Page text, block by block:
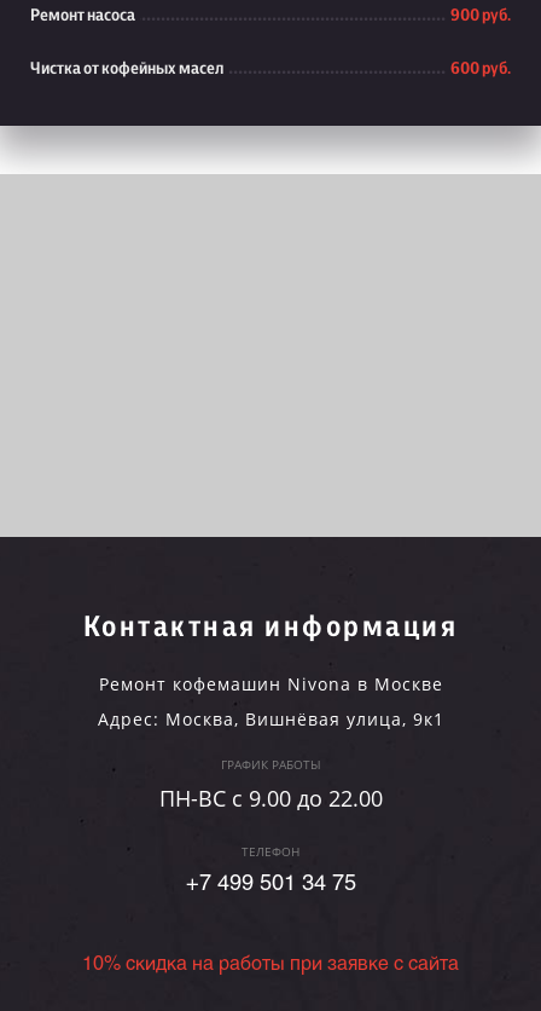
Ремонт насоса 900 руб.
Чистка от кофейных масел 600 руб.
Контактная информация
Ремонт кофемашин Nivona в Москве
Адрес: Москва, Вишнёвая улица, 9к1
ГРАФИК РАБОТЫ
ПН-ВC c 9.00 до 22.00
ТЕЛЕФОН
+7 499 501 34 75
10% скидка на работы при заявке с сайта